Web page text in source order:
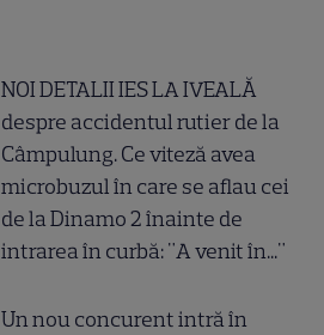
NOI DETALII IES LA IVEALĂ
despre accidentul rutier de la
Câmpulung. Ce viteză avea
microbuzul în care se aflau cei
de la Dinamo 2 înainte de
intrarea în curbă: "A venit în..."
Un nou concurent intră în